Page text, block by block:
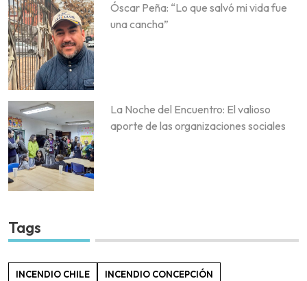
Óscar Peña: “Lo que salvó mi vida fue
una cancha”
La Noche del Encuentro: El valioso
aporte de las organizaciones sociales
Tags
INCENDIO CHILE INCENDIO CONCEPCIÓN